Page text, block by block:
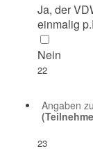
Ja, der
einmalig
Nein
22
Angaben
23